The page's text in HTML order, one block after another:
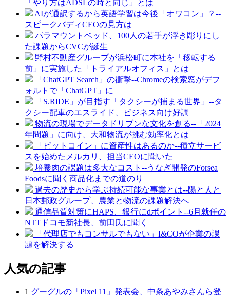
「やり方はADSLの時と同じ」とは
AIが通訳するから英語学習は今後「オワコン」？--
スピークバディCEOの見方は
パラマウントベッド、100人の若手が浮き彫りにし
た課題からCVCが誕生
野村不動産グループが浜松町に本社を「移転する
前」に実施した「トライアルオフィス」とは
「ChatGPT Search」の衝撃--Chromeの検索窓がデフ
ォルトで「ChatGPT」に
「S.RIDE」が目指す「タクシーが捕まる世界」--タ
クシー配車のエスライド、ビジネス向け好調
物流の現場でデータドリブンな文化を創る--「2024
年問題」に向け、大和物流が挑む効率化とは
「ビットコイン」に資産性はあるのか--積立サービ
スを始めたメルカリ、担当CEOに聞いた
培養肉の課題は多大なコスト--うなぎ開発のForsea
Foodsに聞く商品化までの道のり
過去の歴史から学ぶ持続可能な事業とは--陽と人と
日本郵政グループ、農業と物流の課題解決へ
通信品質対策にHAPS、銀行にdポイント--6月就任の
NTTドコモ新社長、前田氏に聞く
「代理店でもコンサルでもない」I&COが企業の課
題を解決する
人気の記事
1 グーグルの「Pixel 11」発表会、中条あやみさんら登